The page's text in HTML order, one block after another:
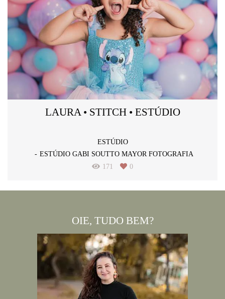
LAURA • STITCH • ESTÚDIO
ESTÚDIO
ESTÚDIO GABI SOUTTO MAYOR FOTOGRAFIA
171
0
OIE, TUDO BEM?